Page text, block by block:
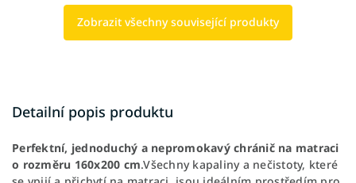
Zobrazit všechny související produkty
Detailní popis produktu
Perfektní, jednoduchý a nepromokavý chránič na matraci
o rozměru 160x200 cm.Všechny kapaliny a nečistoty, které